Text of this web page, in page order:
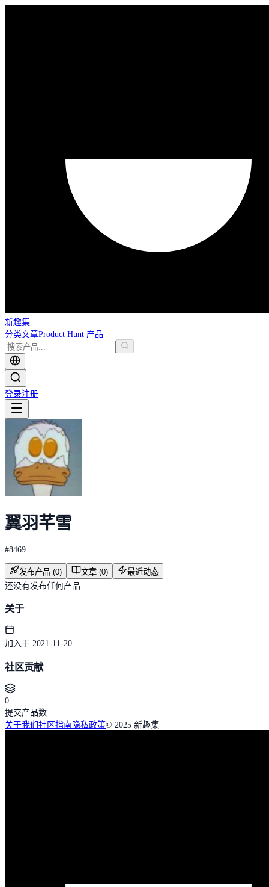
新趣集
分类文章Product Hunt 产品
登录注册
翼羽芊雪
#8469
发布产品 (0) 文章 (0)
最近动态
还没有发布任何产品
关于
加入于 2021-11-20
社区贡献
0
提交产品数
关于我们 社区指南隐私政策© 2025 新趣集